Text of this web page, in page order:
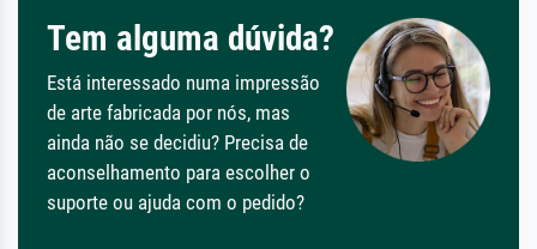
Tem alguma dúvida?
Está interessado numa impressão
de arte fabricada por nós, mas
ainda não se decidiu? Precisa de
aconselhamento para escolher o
suporte ou ajuda com o pedido?